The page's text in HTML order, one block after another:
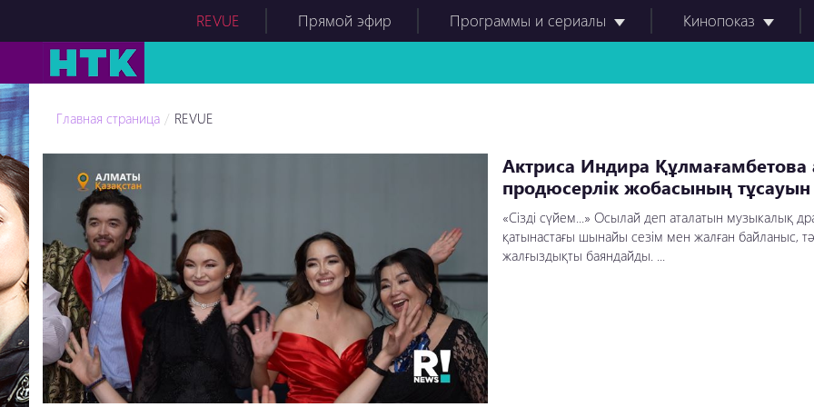
REVUE Прямой эфир Программы и сериалы Кинопоказ
Главная страница REVUE
Актриса Индира
продюсерлік жобасының тұсауын
«Сізді сүйем...» Осылай деп аталатын музыкалық
қатынастағы шынайы сезім мен жалған байланыс,
жалғыздықты баяндайды. ...